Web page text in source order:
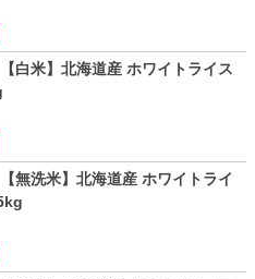
【白米】北海道産 ホワイトライス
無洗米】北海道産 ホワイトライ